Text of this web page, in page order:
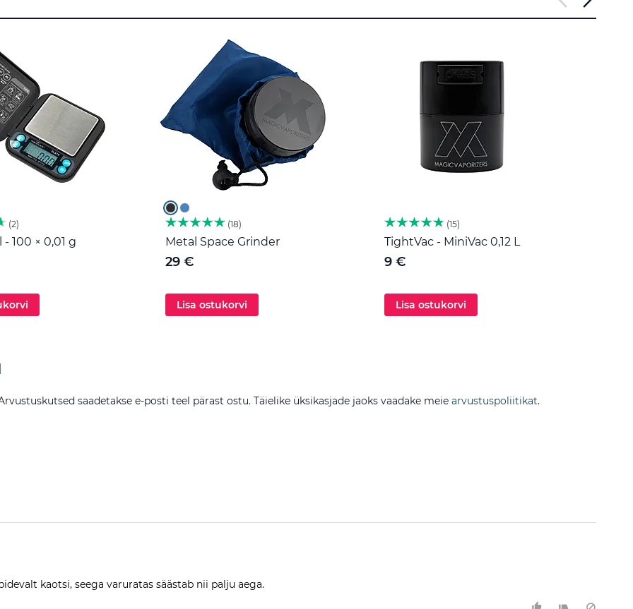
2
100 × 0,01 g
18
Metal Space Grinder
29 €
Lisa ostukorvi
15
TightVac - MiniVac 0,12 L
9 €
Lisa ostukorvi
saadetakse e-posti teel pärast ostu. Täielike üksikasjade jaoks vaadake meie arvustuspoliitikat.
kaotsi, seega varuratas säästab nii palju aega.